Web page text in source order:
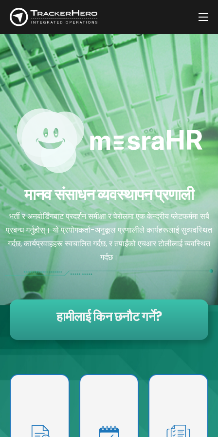
कम्पनी
समाधानहरू
ग्राहकहरू
ब्लग
सम्पर्क गर्नुहोस्
मानव संसाधन व्यवस्थापन प्रणाली
भर्ती र अनबोर्डिंगबाट प्रदर्शन समीक्षा र पेरोलमा एक केन्द्रीय प्लेटफर्ममा सबै
प्रबन्ध गर्नुहोस्। यो प्रयोगकर्ता-अनुकूल प्रणालीले कार्यहरूलाई सुव्यवस्थित
गर्दछ, कार्यप्रवाहहरू स्वचालित गर्दछ, र तपाईंको एचआर टोलीलाई व्यवस्थित
गर्दछ।
हामीलाई किन छनौट गर्ने?
प्रोसेसिंग सफ्टवेयर
व्यवस्थापन गर्नुहोस्,
परिदृश्यहरू सजिलैसँग